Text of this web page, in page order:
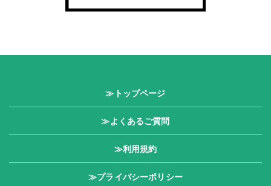
≫トップページ
≫よくあるご質問
≫利用規約
≫プライバシーポリシー